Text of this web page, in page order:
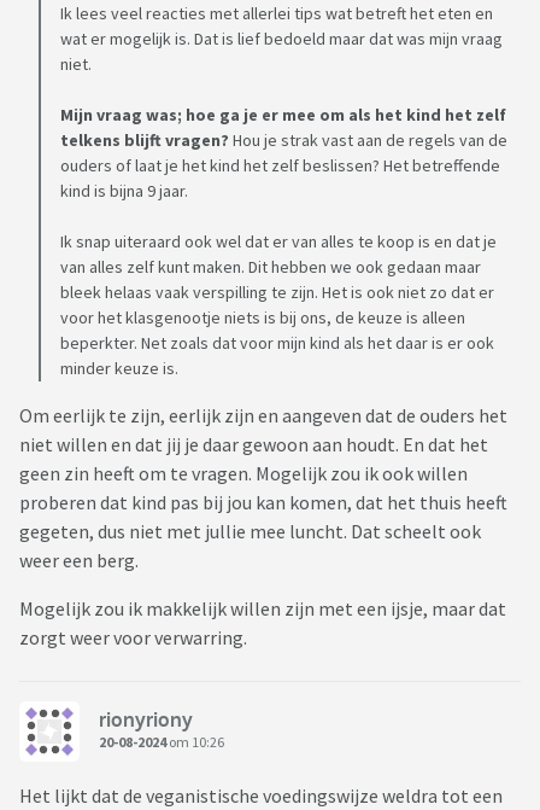
Ik lees veel reacties met allerlei tips wat betreft het eten en
wat er mogelijk is. Dat is lief bedoeld maar dat was mijn vraag
niet.
Mijn vraag was; hoe ga je er mee om als het kind het zelf
telkens blijft vragen? Hou je strak vast aan de regels van de
ouders of laat je het kind het zelf beslissen? Het betreffende
kind is bijna 9 jaar.
Ik snap uiteraard ook wel dat er van alles te koop is en dat je
van alles zelf kunt maken. Dit hebben we ook gedaan maar
bleek helaas vaak verspilling te zijn. Het is ook niet zo dat er
voor het klasgenootje niets is bij ons, de keuze is alleen
beperkter. Net zoals dat voor mijn kind als het daar is er ook
minder keuze is.
Om eerlijk te zijn, eerlijk zijn en aangeven dat de ouders het
niet willen en dat jij je daar gewoon aan houdt. En dat het
geen zin heeft om te vragen. Mogelijk zou ik ook willen
proberen dat kind pas bij jou kan komen, dat het thuis heeft
gegeten, dus niet met jullie mee luncht. Dat scheelt ook
weer een berg.
Mogelijk zou ik makkelijk willen zijn met een ijsje, maar dat
zorgt weer voor verwarring.
rionyriony
20-08-2024om 10:26
Het lijkt dat de veganistische voedingswijze weldra tot een